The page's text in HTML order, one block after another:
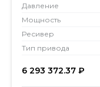
Давление
Мощность
Ресивер
Тип привода
6 293 372.37 ₽